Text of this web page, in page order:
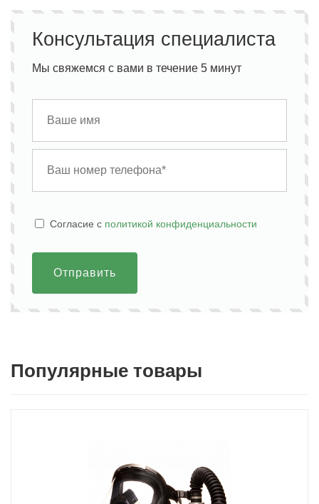
Консультация специалиста
Мы свяжемся с вами в течение 5 минут
Cогласие с политикой конфиденциальности
Отправить
Популярные товары